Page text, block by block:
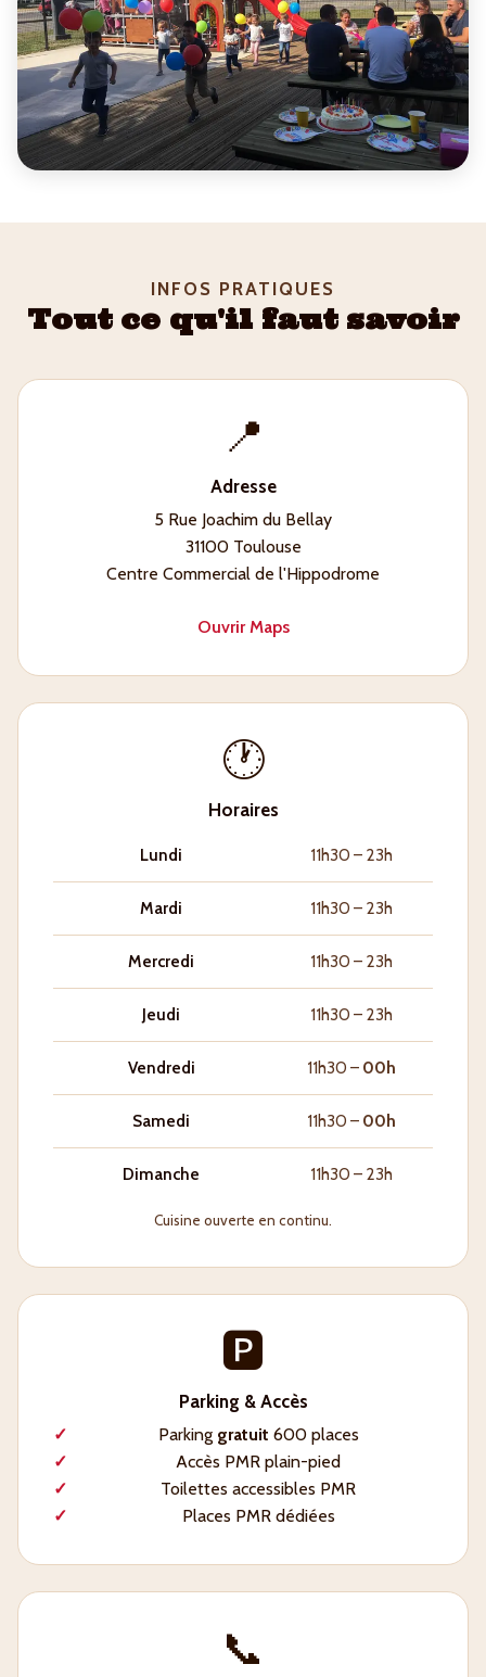
INFOS PRATIQUES
Tout ce qu'il faut savoir
📍
Adresse
5 Rue Joachim du Bellay
31100 Toulouse
Centre Commercial de l'Hippodrome
Ouvrir Maps
🕐
Horaires
Lundi 11h30 – 23h
Mardi 11h30 – 23h
Mercredi 11h30 – 23h
Jeudi 11h30 – 23h
Vendredi 11h30 – 00h
Samedi 11h30 – 00h
Dimanche 11h30 – 23h
Cuisine ouverte en continu.
🅿️
Parking & Accès
Parking gratuit 600 places
Accès PMR plain-pied
Toilettes accessibles PMR
Places PMR dédiées
📞